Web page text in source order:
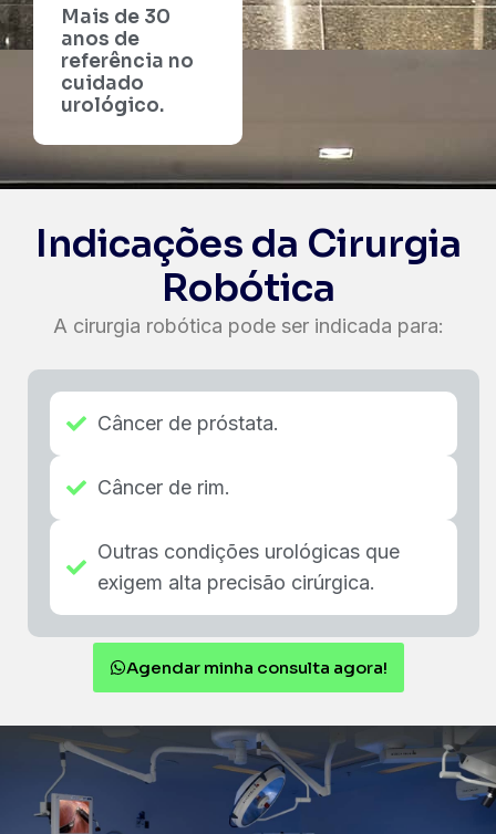
Mais de 30
anos de
referência no
cuidado
urológico.
Indicações da Cirurgia
Robótica
A cirurgia robótica pode ser indicada para:
Câncer de próstata.
Câncer de rim.
Outras condições urológicas que
exigem alta precisão cirúrgica.
Agendar minha consulta agora!